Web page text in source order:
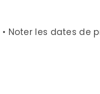
Noter les dates de